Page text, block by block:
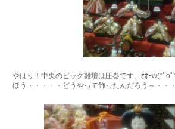
やはり！中央のビッグ雛壇は圧巻です。ｵｵｰw(*
ほう・・・・・どうやって飾ったんだろう～・・